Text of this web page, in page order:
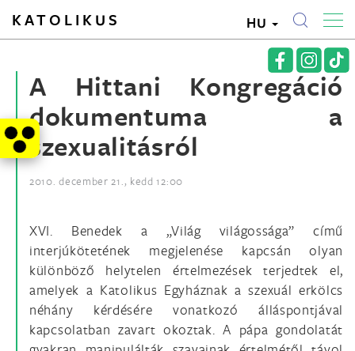
KATOLIKUS HU
A Hittani Kongregáció
dokumentuma a
szexualitásról
2010. december 21., kedd 12:00
XVI. Benedek a „Világ világossága” című
interjúkötetének megjelenése kapcsán olyan
különböző helytelen értelmezések terjedtek el,
amelyek a Katolikus Egyháznak a szexuál erkölcs
néhány kérdésére vonatkozó álláspontjával
kapcsolatban zavart okoztak. A pápa gondolatát